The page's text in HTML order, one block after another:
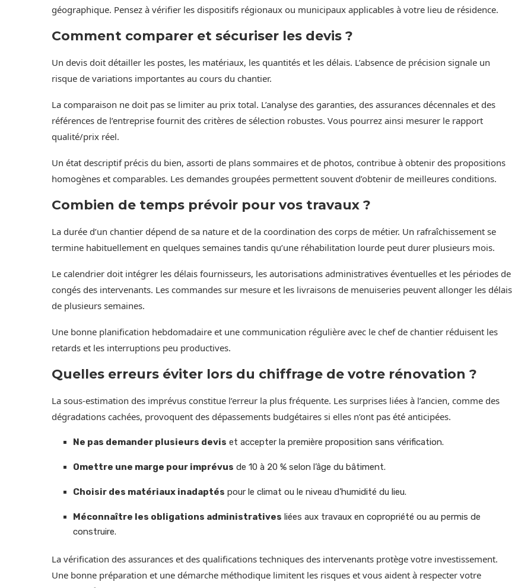
géographique. Pensez à vérifier les dispositifs régionaux ou municipaux applicables à votre lieu de résidence.
Comment comparer et sécuriser les devis ?
Un devis doit détailler les postes, les matériaux, les quantités et les délais. L’absence de précision signale un
risque de variations importantes au cours du chantier.
La comparaison ne doit pas se limiter au prix total. L’analyse des garanties, des assurances décennales et des
références de l’entreprise fournit des critères de sélection robustes. Vous pourrez ainsi mesurer le rapport
qualité/prix réel.
Un état descriptif précis du bien, assorti de plans sommaires et de photos, contribue à obtenir des propositions
homogènes et comparables. Les demandes groupées permettent souvent d’obtenir de meilleures conditions.
Combien de temps prévoir pour vos travaux ?
La durée d’un chantier dépend de sa nature et de la coordination des corps de métier. Un rafraîchissement se
termine habituellement en quelques semaines tandis qu’une réhabilitation lourde peut durer plusieurs mois.
Le calendrier doit intégrer les délais fournisseurs, les autorisations administratives éventuelles et les périodes de
congés des intervenants. Les commandes sur mesure et les livraisons de menuiseries peuvent allonger les délais
de plusieurs semaines.
Une bonne planification hebdomadaire et une communication régulière avec le chef de chantier réduisent les
retards et les interruptions peu productives.
Quelles erreurs éviter lors du chiffrage de votre rénovation ?
La sous-estimation des imprévus constitue l’erreur la plus fréquente. Les surprises liées à l’ancien, comme des
dégradations cachées, provoquent des dépassements budgétaires si elles n’ont pas été anticipées.
Ne pas demander plusieurs devis et accepter la première proposition sans vérification.
Omettre une marge pour imprévus de 10 à 20 % selon l’âge du bâtiment.
Choisir des matériaux inadaptés pour le climat ou le niveau d’humidité du lieu.
Méconnaître les obligations administratives liées aux travaux en copropriété ou au permis de
construire.
La vérification des assurances et des qualifications techniques des intervenants protège votre investissement.
Une bonne préparation et une démarche méthodique limitent les risques et vous aident à respecter votre